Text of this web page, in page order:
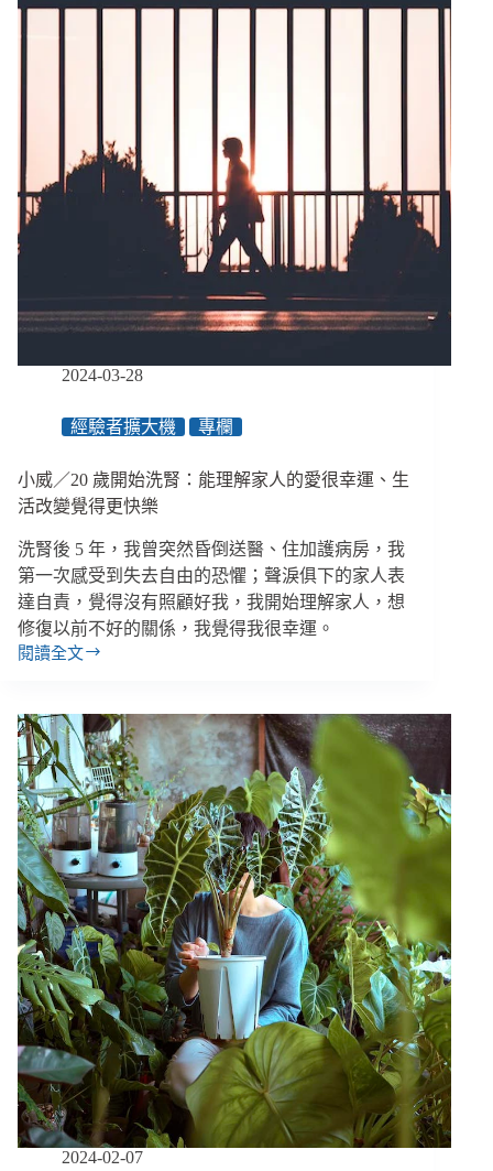
／
想
孤
單
又
辛
點
化
而
輕
2024-03-28
經驗者擴大機 專欄
小威／20 歲開始洗腎：能理解家人的愛很幸運、生
活改變覺得更快樂
洗腎後 5 年，我曾突然昏倒送醫、住加護病房，我
第一次感受到失去自由的恐懼；聲淚俱下的家人表
達自責，覺得沒有照顧好我，我開始理解家人，想
修復以前不好的關係，我覺得我很幸運。
閱讀全文
小
20
歲
開
始
洗
腎：
能
理
解
家
人
的
愛
很
幸
運、
生
活
改
2024-02-07